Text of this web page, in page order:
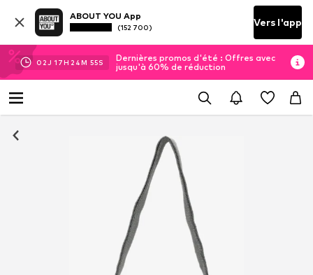
ABOUT YOU App
(152 700) Vers l'app
02J 17H 24M 54S
Dernières promos d'été : Offres avec
jusqu'à 60% de réduction